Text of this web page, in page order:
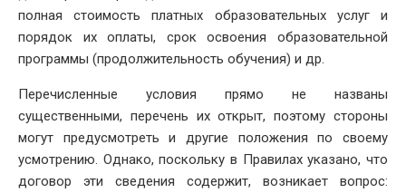
полная стоимость платных образовательных услуг и
порядок их оплаты, срок освоения образовательной
программы (продолжительность обучения) и др.
Перечисленные условия прямо не названы
существенными, перечень их открыт, поэтому стороны
могут предусмотреть и другие положения по своему
усмотрению. Однако, поскольку в Правилах указано, что
договор эти сведения содержит, возникает вопрос: